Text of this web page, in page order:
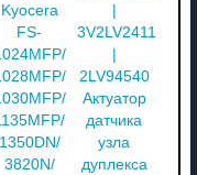
Kyocera
FS-
1350DN/
3820N/
3V2LV24111
2LV94540
Актуатор
датчика
узла
дуплекса